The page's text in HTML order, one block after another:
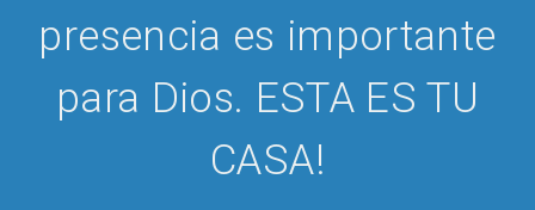
presencia es importante
para Dios. ESTA ES TU
CASA!